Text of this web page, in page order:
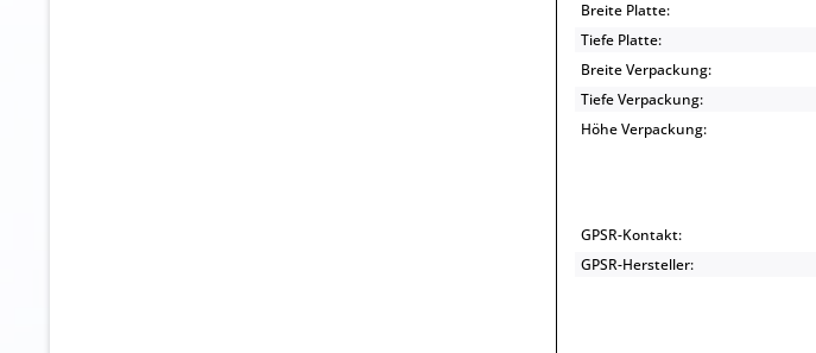
Breite Platte:
Tiefe Platte:
Breite Verpackung:
Tiefe Verpackung:
Höhe Verpackung:
GPSR-Kontakt:
GPSR-Hersteller: